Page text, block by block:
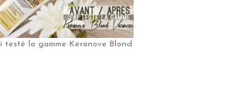
testé la gamme Keranove Blond